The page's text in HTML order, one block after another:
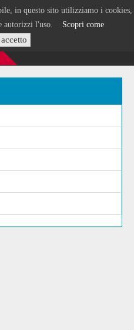
in questo sito utilizziamo i cookies,
autorizzi l'uso. Scopri come